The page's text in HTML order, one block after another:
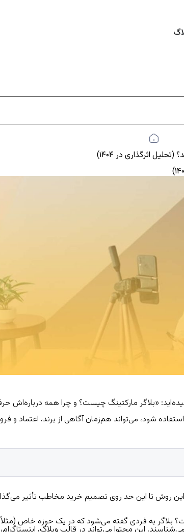
اثرگذاری در ۱۴۰۴)
پرسیده‌اید: «بلاگر مارکتینگ چیست؟ و چرا همه
شود، می‌تواند هم‌زمان آگاهی از برند، اعتماد و
این روش تا این حد روی تصمیم خرید مخاطب تأثیر
بلاگر به فردی گفته می‌شود که در یک حوزه خاص